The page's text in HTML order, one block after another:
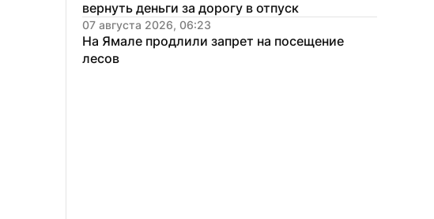
вернуть деньги за дорогу в отпуск
07 августа 2026, 06:23
На Ямале продлили запрет на посещение
лесов